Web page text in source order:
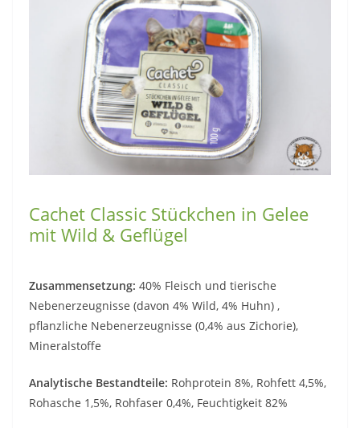
Cachet Classic Stückchen in Gelee
mit Wild & Geflügel
Zusammensetzung: 40% Fleisch und tierische
Nebenerzeugnisse (davon 4% Wild, 4% Huhn) ,
pflanzliche Nebenerzeugnisse (0,4% aus Zichorie),
Mineralstoffe
Analytische Bestandteile: Rohprotein 8%, Rohfett 4,5%,
Rohasche 1,5%, Rohfaser 0,4%, Feuchtigkeit 82%